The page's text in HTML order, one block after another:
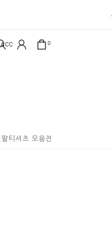
ACC 0
티셔츠 모음전